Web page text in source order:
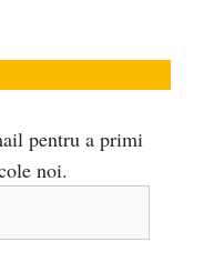
pentru a primi
noi.